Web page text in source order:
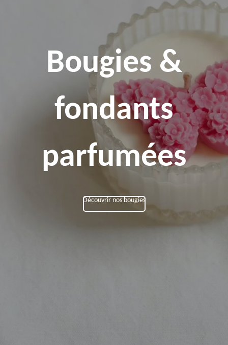
Bougies &
fondants
parfumées
Découvrir nos bougies